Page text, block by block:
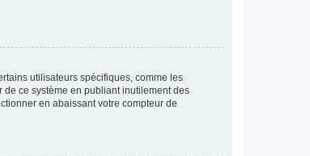
utilisateurs spécifiques, comme les
ce système en publiant inutilement des
en abaissant votre compteur de